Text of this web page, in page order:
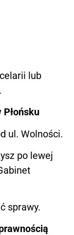
lub
ul. Wolności.
po lewej
sprawy.